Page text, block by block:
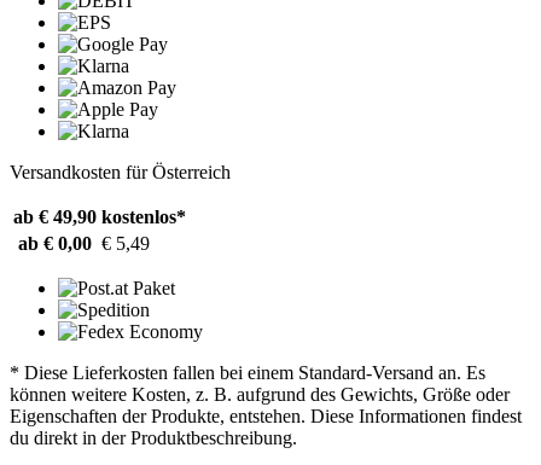
Versandkosten für Österreich
ab € 49,90 kostenlos*
ab € 0,00 € 5,49
* Diese Lieferkosten fallen bei einem Standard-Versand an. Es
können weitere Kosten, z. B. aufgrund des Gewichts, Größe oder
Eigenschaften der Produkte, entstehen. Diese Informationen findest
du direkt in der Produktbeschreibung.